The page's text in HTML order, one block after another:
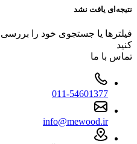
نتیجه‌ای یافت نشد
فیلترها یا جستجوی خود را بررسی
کنید
تماس با ما
011-54601377
info@mewood.ir